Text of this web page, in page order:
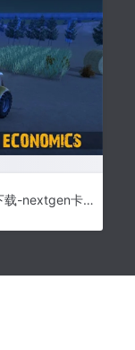
nextgen卡车模拟器破解版下载-nextgen卡车模拟器无限金币版下载v1.4.6